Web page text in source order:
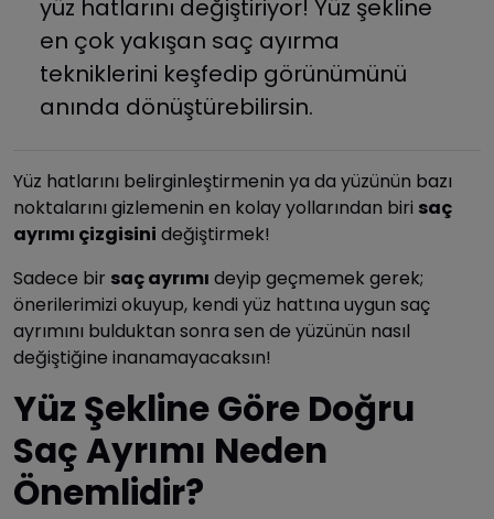
yüz hatlarını değiştiriyor! Yüz şekline
en çok yakışan saç ayırma
tekniklerini keşfedip görünümünü
anında dönüştürebilirsin.
Yüz hatlarını belirginleştirmenin ya da yüzünün bazı
noktalarını gizlemenin en kolay yollarından biri saç
ayrımı çizgisini değiştirmek!
Sadece bir saç ayrımı deyip geçmemek gerek;
önerilerimizi okuyup, kendi yüz hattına uygun saç
ayrımını bulduktan sonra sen de yüzünün nasıl
değiştiğine inanamayacaksın!
Yüz Şekline Göre Doğru
Saç Ayrımı Neden
Önemlidir?